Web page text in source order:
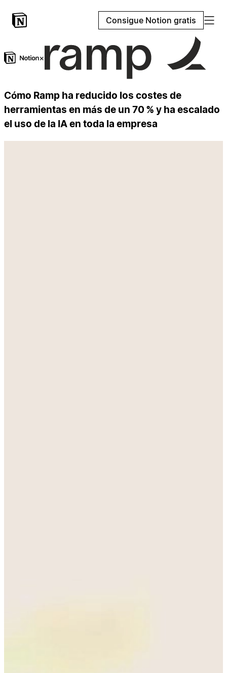
Consigue Notion gratis
×
Cómo Ramp ha reducido los costes de
herramientas en más de un 70 % y ha escalado
el uso de la IA en toda la empresa